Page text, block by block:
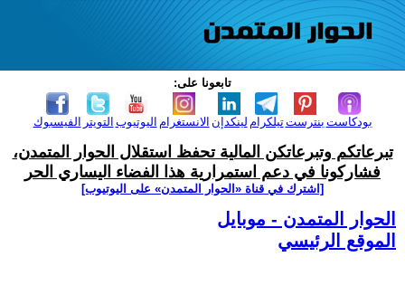
تابعونا على:
الفيسبوك التويتر اليوتيوب الانستغرام لينكدإن تيلكرامبنترست بودكاست
تبرعاتكم وتبرعاتكن المالية تحفظ استقلال الحوار المتمدن،
فشاركونا في دعم استمرارية هذا الفضاء اليساري الحر
[اشترك في قناة ‫«الحوار المتمدن» على اليوتيوب]
الحوار المتمدن - موبايل
الموقع الرئيسي